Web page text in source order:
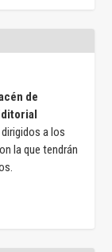
de
a los
la que tendrán